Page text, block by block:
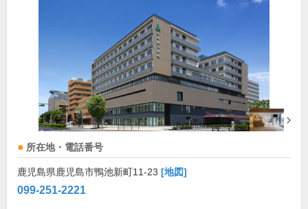
所在地・電話番号
鹿児島県鹿児島市鴨池新町11-23 [地図]
099-251-2221